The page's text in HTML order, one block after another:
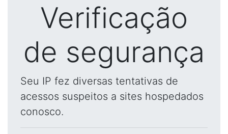
Verificação
de segurança
Seu IP fez diversas tentativas de
acessos suspeitos a sites hospedados
conosco.